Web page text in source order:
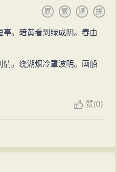
拼
译
繁
原
。暗黄看到绿成阴。春由
情。绕湖烟冷罩波明。画船
赞(0)